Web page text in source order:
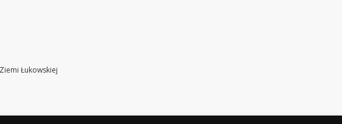
Łukowskiej